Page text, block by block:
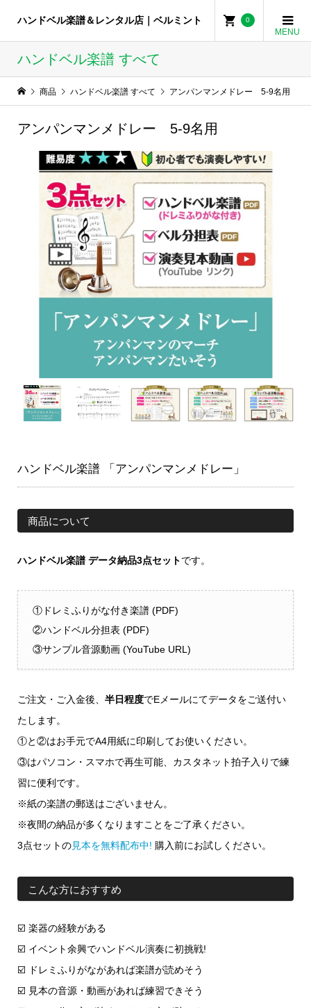
ハンドベル楽譜＆レンタル店｜ベルミント 0
ハンドベル楽譜 すべて
商品 ハンドベル楽譜 すべて アンパンマンメドレー 5-9名用
アンパンマンメドレー 5-9名用
ハンドベル楽譜 「アンパンマンメドレー」
商品について
ハンドベル楽譜 データ納品3点セットです。
①ドレミふりがな付き楽譜 (PDF)
②ハンドベル分担表 (PDF)
③サンプル音源動画 (YouTube URL)
ご注文・ご入金後、 半日程度でEメールにてデータをご送付い
たします。
①と②はお手元でA4用紙に印刷してお使いください。
③はパソコン・スマホで再生可能、カスタネット拍子入りで練
習に便利です。
※紙の楽譜の郵送はございません。
※夜間の納品が多くなりますことをご了承ください。
3点セットの見本を無料配布中! 購入前にお試しください。
こんな方におすすめ
☑️ 楽器の経験がある
☑️ イベント余興でハンドベル演奏に初挑戦!
☑️ ドレミふりがながあれば楽譜が読めそう
☑️ 見本の音源・動画があれば練習できそう